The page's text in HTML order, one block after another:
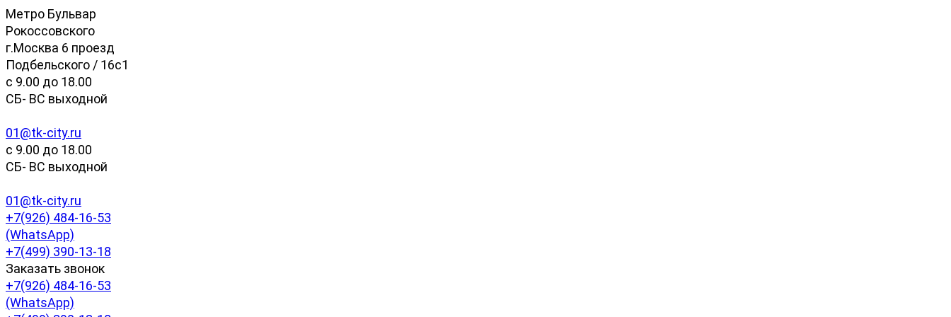
Метро Бульвар
Рокоссовского
г.Москва 6 проезд
Подбельского / 16с1
c 9.00 до 18.00
СБ- ВС выходной
01@tk-city.ru
c 9.00 до 18.00
СБ- ВС выходной
01@tk-city.ru
+7(926) 484-16-53
(WhatsApp)
+7(499) 390-13-18
Заказать звонок
+7(926) 484-16-53
(WhatsApp)